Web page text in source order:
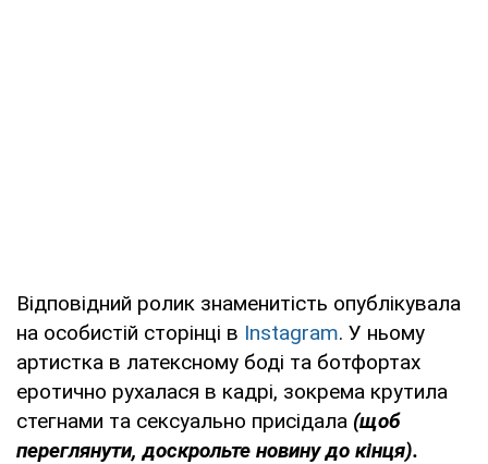
Відповідний ролик знаменитість опублікувала
на особистій сторінці в Instagram. У ньому
артистка в латексному боді та ботфортах
еротично рухалася в кадрі, зокрема крутила
стегнами та сексуально присідала (щоб
переглянути, доскрольте новину до кінця).